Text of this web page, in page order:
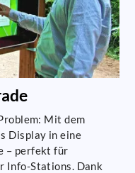
Mit dem
Display in eine
– perfekt für
Info-Stations. Dank